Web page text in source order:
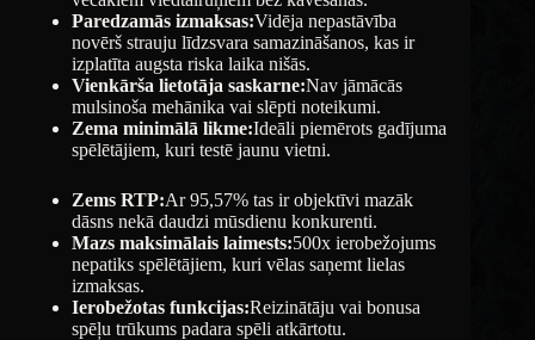
Paredzamās izmaksas:Vidēja nepastāvība
novērš strauju līdzsvara samazināšanos, kas ir
izplatīta augsta riska laika nišās.
Vienkārša lietotāja saskarne:Nav jāmācās
mulsinoša mehānika vai slēpti noteikumi.
Zema minimālā likme:Ideāli piemērots gadījuma
spēlētājiem, kuri testē jaunu vietni.
Zems RTP:Ar 95,57% tas ir objektīvi mazāk
dāsns nekā daudzi mūsdienu konkurenti.
Mazs maksimālais laimests:500x ierobežojums
nepatiks spēlētājiem, kuri vēlas saņemt lielas
izmaksas.
Ierobežotas funkcijas:Reizinātāju vai bonusa
spēļu trūkums padara spēli atkārtotu.